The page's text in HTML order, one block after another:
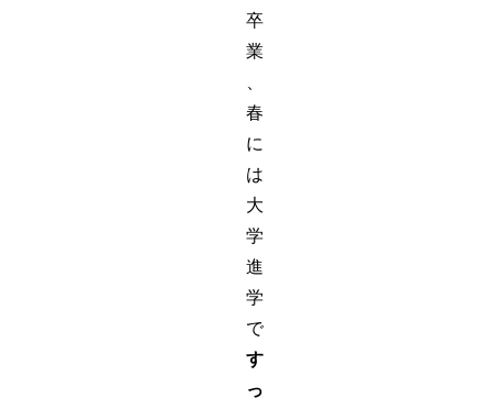
卒
業
春
に
は
大
学
進
学
で
す
っ